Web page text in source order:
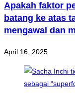
Apakah faktor
batang ke atas
mengawal dan
April 16, 2025